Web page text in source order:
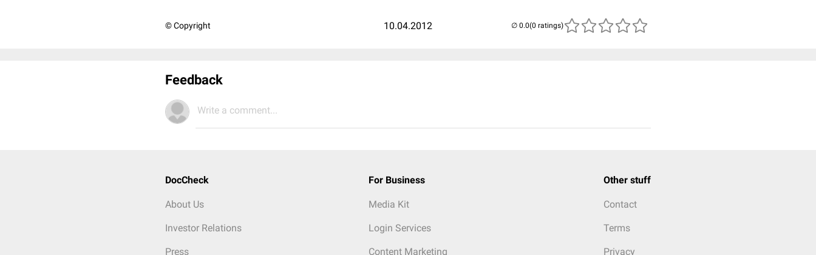
© Copyright 10.04.2012 (0 ratings)
Feedback
Write a comment...
DocCheck
About Us
Investor Relations
Press
For Business
Media Kit
Login Services
Content Marketing
Other stuff
Contact
Terms
Privacy